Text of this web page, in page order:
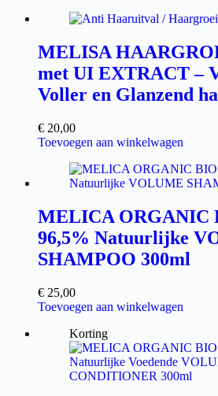
MELISA
met UI EXTRACT –
Voller en Glanzend
€ 20,00
Toevoegen aan winkelwagen
MELICA ORGANIC
96,5% Natuurlijke
SHAMPOO 300ml
€ 25,00
Toevoegen aan winkelwagen
Korting